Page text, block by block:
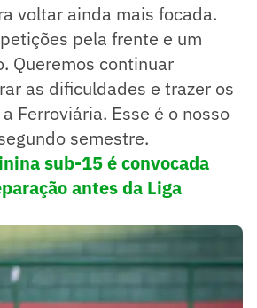
voltar ainda mais focada.
pela frente e um
Queremos continuar
as dificuldades e trazer os
Ferroviária. Esse é o nosso
semestre.
sub-15 é convocada
antes da Liga